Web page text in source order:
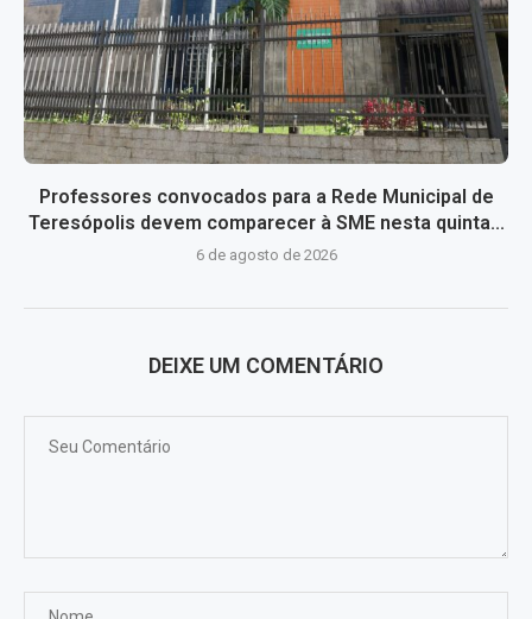
Professores convocados para a Rede Municipal de
Teresópolis devem comparecer à SME nesta quinta...
6 de agosto de 2026
DEIXE UM COMENTÁRIO